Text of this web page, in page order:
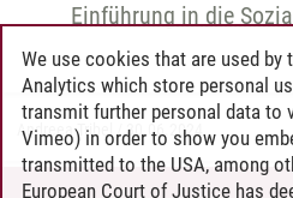
Einführung in die
Andreea Tribel 30.06.2024
We use cookies that are used by
Analytics which store personal
transmit further personal data to
Vimeo) in order to show you
transmitted to the USA, among
European Court of Justice has